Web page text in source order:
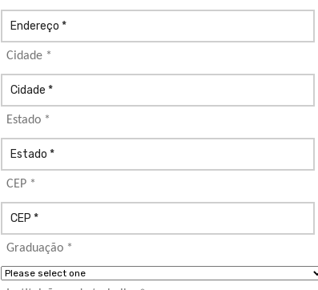
Cidade *
Estado *
CEP *
Graduação *